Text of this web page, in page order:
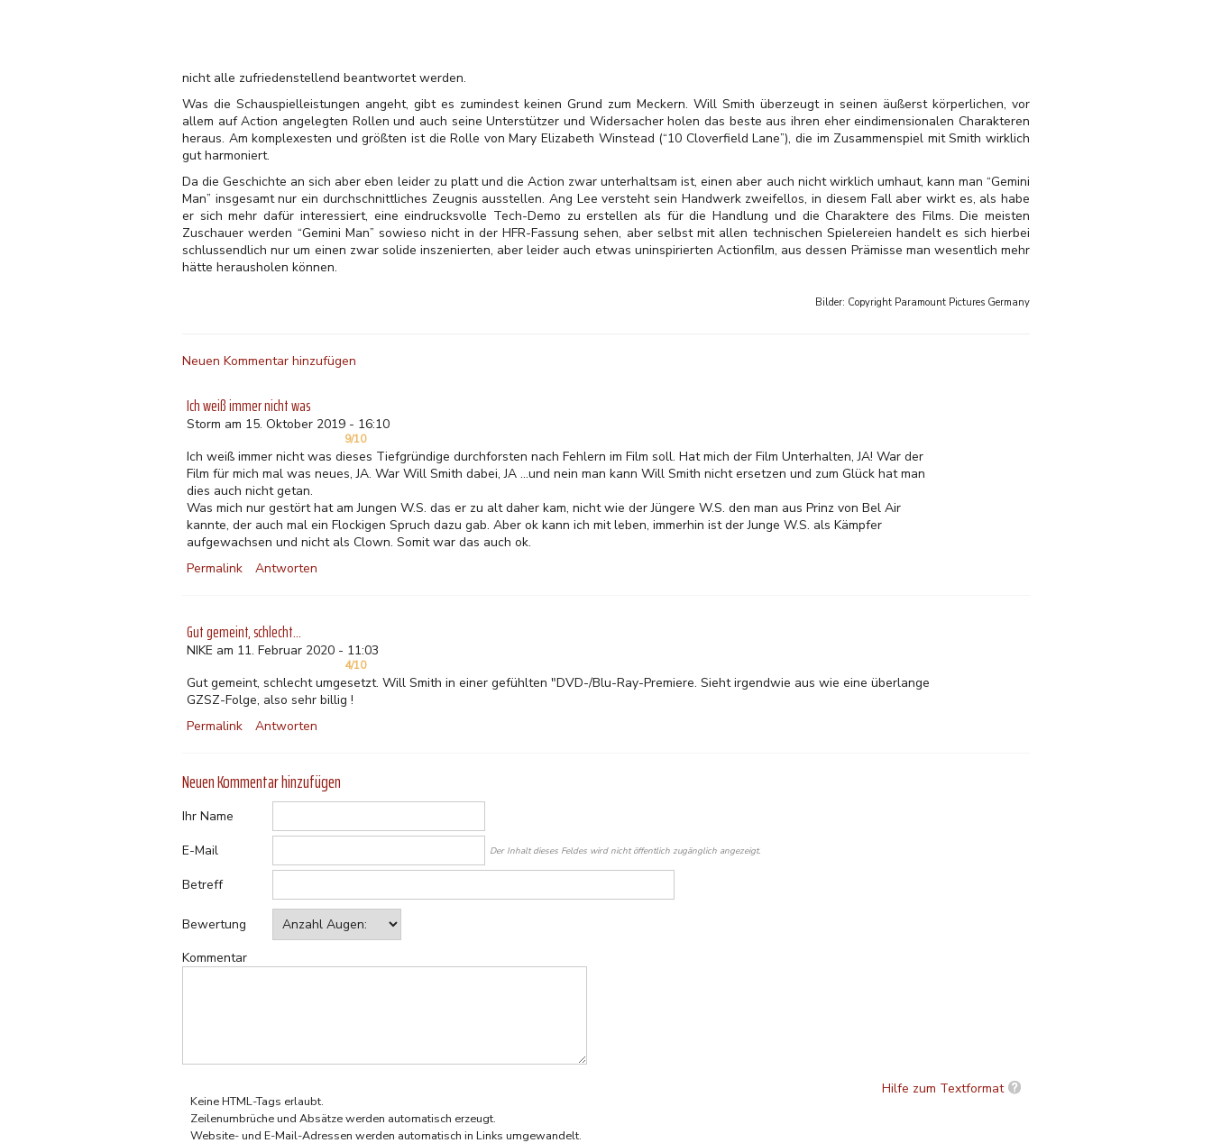
nicht alle zufriedenstellend beantwortet werden.
Was die Schauspielleistungen angeht, gibt es zumindest keinen Grund zum Meckern. Will Smith überzeugt in seinen äußerst körperlichen, vor
allem auf Action angelegten Rollen und auch seine Unterstützer und Widersacher holen das beste aus ihren eher eindimensionalen Charakteren
heraus. Am komplexesten und größten ist die Rolle von Mary Elizabeth Winstead (“10 Cloverfield Lane”), die im Zusammenspiel mit Smith wirklich
gut harmoniert.
Da die Geschichte an sich aber eben leider zu platt und die Action zwar unterhaltsam ist, einen aber auch nicht wirklich umhaut, kann man “Gemini
Man” insgesamt nur ein durchschnittliches Zeugnis ausstellen. Ang Lee versteht sein Handwerk zweifellos, in diesem Fall aber wirkt es, als habe
er sich mehr dafür interessiert, eine eindrucksvolle Tech-Demo zu erstellen als für die Handlung und die Charaktere des Films. Die meisten
Zuschauer werden “Gemini Man” sowieso nicht in der HFR-Fassung sehen, aber selbst mit allen technischen Spielereien handelt es sich hierbei
schlussendlich nur um einen zwar solide inszenierten, aber leider auch etwas uninspirierten Actionfilm, aus dessen Prämisse man wesentlich mehr
hätte herausholen können.
Bilder: Copyright Paramount Pictures Germany
Neuen Kommentar hinzufügen
Ich weiß immer nicht was
Storm am 15. Oktober 2019 - 16:10
9/10
Ich weiß immer nicht was dieses Tiefgründige durchforsten nach Fehlern im Film soll. Hat mich der Film Unterhalten, JA! War der
Film für mich mal was neues, JA. War Will Smith dabei, JA ...und nein man kann Will Smith nicht ersetzen und zum Glück hat man
dies auch nicht getan.
Was mich nur gestört hat am Jungen W.S. das er zu alt daher kam, nicht wie der Jüngere W.S. den man aus Prinz von Bel Air
kannte, der auch mal ein Flockigen Spruch dazu gab. Aber ok kann ich mit leben, immerhin ist der Junge W.S. als Kämpfer
aufgewachsen und nicht als Clown. Somit war das auch ok.
Permalink
Antworten
Gut gemeint, schlecht…
NIKE am 11. Februar 2020 - 11:03
4/10
Gut gemeint, schlecht umgesetzt. Will Smith in einer gefühlten "DVD-/Blu-Ray-Premiere. Sieht irgendwie aus wie eine überlange
GZSZ-Folge, also sehr billig !
Permalink
Antworten
Neuen Kommentar hinzufügen
Ihr Name
E-Mail
Der Inhalt dieses Feldes wird nicht öffentlich zugänglich angezeigt.
Betreff
Bewertung
Kommentar
Hilfe zum Textformat
Keine HTML-Tags erlaubt.
Zeilenumbrüche und Absätze werden automatisch erzeugt.
Website- und E-Mail-Adressen werden automatisch in Links umgewandelt.